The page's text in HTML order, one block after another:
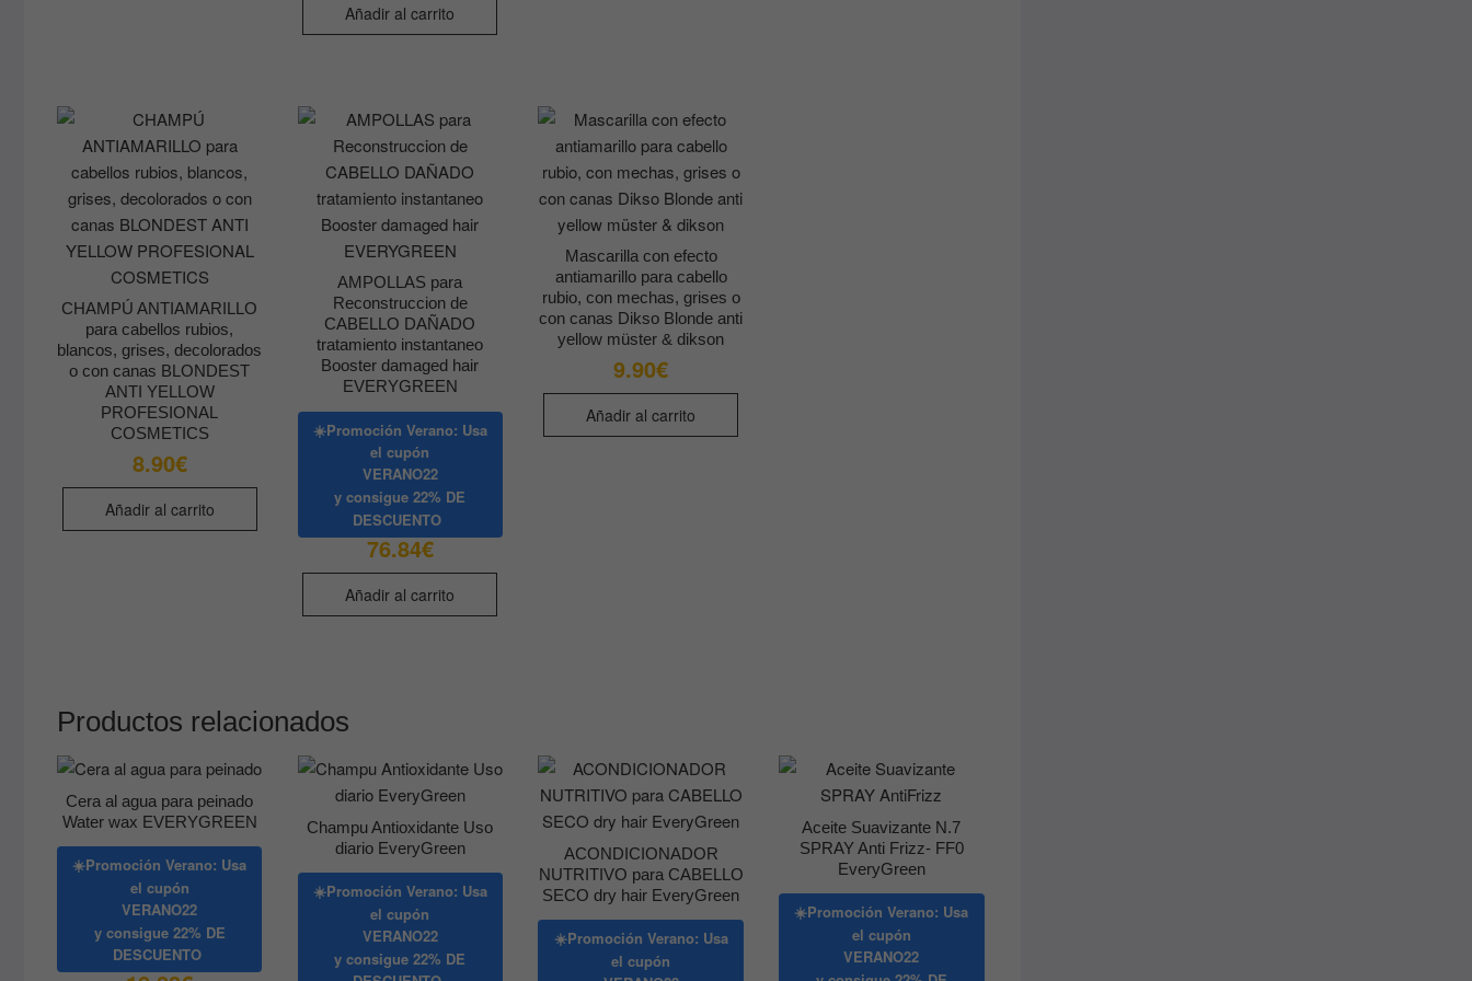
pueden
Añadir al carrito
CHAMPÚ ANTIAMARILLO
para cabellos rubios,
blancos, grises, decolorados
o con canas BLONDEST
ANTI YELLOW
PROFESIONAL
COSMETICS
8.90€
Añadir al carrito
AMPOLLAS para
Reconstruccion de
CABELLO DAÑADO
tratamiento instantaneo
Booster damaged hair
EVERYGREEN
☀️Promoción Verano: Usa
el cupón
VERANO22
y consigue 22% DE
DESCUENTO
76.84€
Añadir al carrito
Mascarilla con efecto
antiamarillo para cabello
rubio, con mechas, grises o
con canas Dikso Blonde anti
yellow müster & dikson
9.90€
Añadir al carrito
Productos relacionados
Cera al agua para peinado
Water wax EVERYGREEN
☀️Promoción Verano: Usa
el cupón
VERANO22
y consigue22% DE
DESCUENTO
Champu Antioxidante Uso
diario EveryGreen
☀️Promoción Verano: Usa
el cupón
VERANO22
y consigue 22% DE
ACONDICIONADOR
NUTRITIVO para CABELLO
SECO dry hair EveryGreen
☀️Promoción Verano: Usa
el cupón
Aceite Suavizante N.7
SPRAY Anti Frizz- FF0
EveryGreen
☀️Promoción Verano: Usa
el cupón
VERANO22